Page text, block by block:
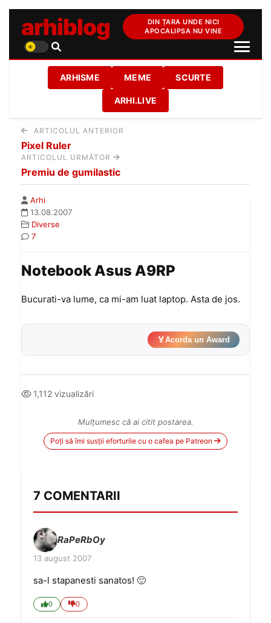
arhiblog
DIN ȚARA UNDE NICI
APOCALIPSA NU VINE
ARHISME MEME SCURTE
ARHI.LIVE
ARTICOLUL ANTERIOR
Pixel Ruler
ARTICOLUL URMĂTOR
Premiu de gumilastic
Arhi
13.08.2007
Diverse
7
Notebook Asus A9RP
Bucurati-va lume, ca mi-am luat laptop. Asta de jos.
🏅Acorda un Award
1,112 vizualizări
Mulțumesc că ai citit postarea.
Poți să îmi susții eforturile cu o cafea pe Patreon
7 COMENTARII
RaPeRbOy
13 august 2007
sa-l stapanesti sanatos! 🙂
0 0